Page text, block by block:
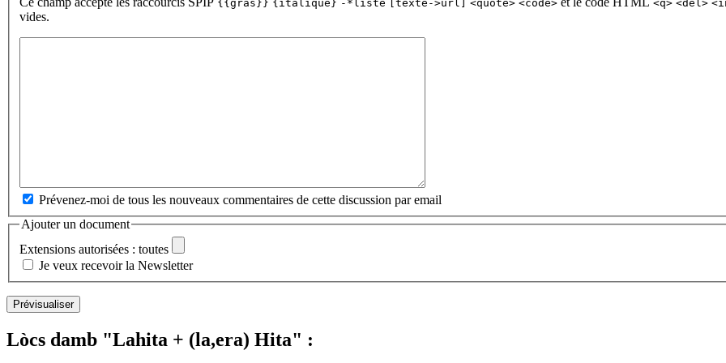
{{gras}} {italique} -*liste [texte->url] <quote> <code> <q> <del>
vides.
Prévenez-moi de tous les nouveaux commentaires de cette discussion par email
Ajouter un document
Extensions autorisées : toutes
Je veux recevoir la Newsletter
Lòcs damb "Lahita + (la,era) Hita" :